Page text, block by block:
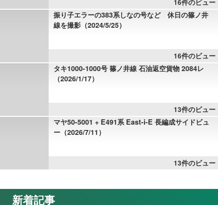
16件のビュー
振り子エラーの383系しなの号など 休日の篠ノ井
線を撮影（2024/5/25）
16件のビュー
タキ1000-1000号 篠ノ井線 石油返空貨物 2084レ
（2026/1/17）
13件のビュー
マヤ50-5001 + E491系 East-i-E 長編成サイドビュ
ー（2026/7/11）
13件のビュー
新着記事